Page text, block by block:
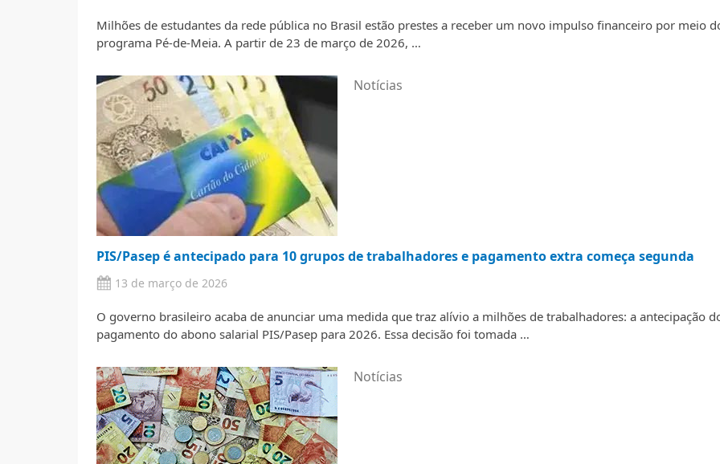
Milhões de estudantes da rede pública no Brasil estão prestes a receber um novo impulso financeiro por meio
programa Pé-de-Meia. A partir de 23 de março de 2026, …
Notícias
PIS/Pasep é antecipado para 10 grupos de trabalhadores e pagamento extra começa segunda
13 de março de 2026
O governo brasileiro acaba de anunciar uma medida que traz alívio a milhões de trabalhadores: a antecipação
pagamento do abono salarial PIS/Pasep para 2026. Essa decisão foi tomada …
Notícias